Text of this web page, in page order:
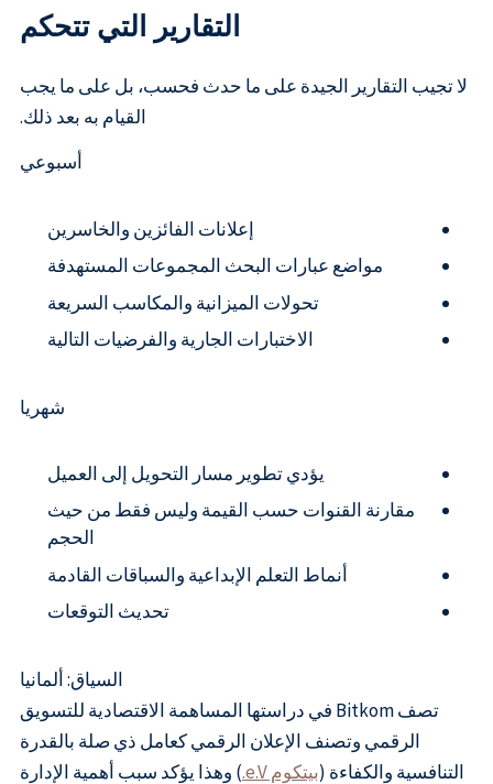
التقارير التي تتحكم
لا تجيب التقارير الجيدة على ما حدث فحسب، بل على ما يجب
القيام به بعد ذلك.
أسبوعي
إعلانات الفائزين والخاسرين
مواضع عبارات البحث المجموعات المستهدفة
تحولات الميزانية والمكاسب السريعة
الاختبارات الجارية والفرضيات التالية
شهريا
يؤدي تطوير مسار التحويل إلى العميل
مقارنة القنوات حسب القيمة وليس فقط من حيث
الحجم
أنماط التعلم الإبداعية والسباقات القادمة
تحديث التوقعات
السياق: ألمانيا
تصف Bitkom في دراستها المساهمة الاقتصادية للتسويق
الرقمي وتصنف الإعلان الرقمي كعامل ذي صلة بالقدرة
التنافسية والكفاءة (بيتكوم e.V.
) وهذا يؤكد سبب أهمية الإدارة